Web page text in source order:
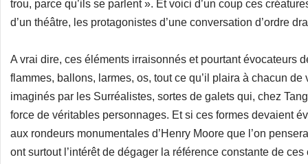
trou, parce qu’ils se parlent ». Et voici d’un coup ces
d’un théâtre, les protagonistes d’une conversation d’ordre
A vrai dire, ces éléments irraisonnés et pourtant évocateurs
flammes, ballons, larmes, os, tout ce qu’il plaira à chacun
imaginés par les Surréalistes, sortes de galets qui, chez
force de véritables personnages. Et si ces formes devaient
aux rondeurs monumentales d’Henry Moore que l’on
ont surtout l’intérêt de dégager la référence constante de